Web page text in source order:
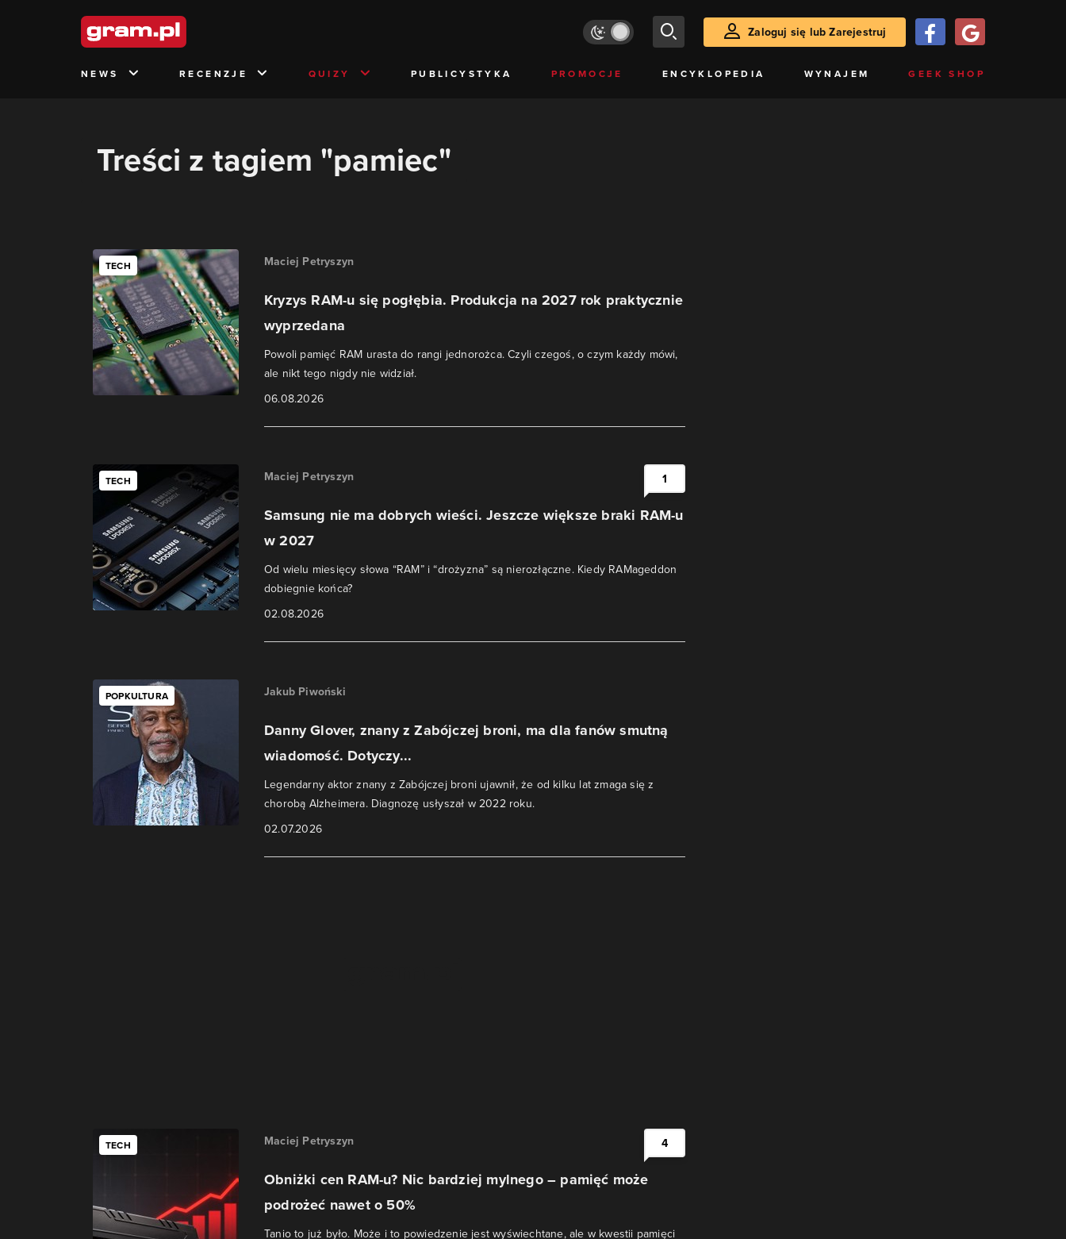
Zaloguj się lub Zarejestruj
NEWS RECENZJE QUIZY PUBLICYSTYKA PROMOCJE ENCYKLOPEDIA WYNAJEM GEEK SHOP
Treści z tagiem "pamiec"
TECH Maciej Petryszyn
Kryzys RAM-u się pogłębia. Produkcja na 2027 rok praktycznie
wyprzedana
Powoli pamięć RAM urasta do rangi jednorożca. Czyli czegoś, o czym każdy mówi,
ale nikt tego nigdy nie widział.
06.08.2026
TECH Maciej Petryszyn
Samsung nie ma dobrych wieści. Jeszcze większe braki RAM-u
w 2027
Od wielu miesięcy słowa “RAM” i “drożyzna” są nierozłączne. Kiedy RAMageddon
dobiegnie końca?
02.08.2026
1
POPKULTURA Jakub Piwoński
Danny Glover, znany z Zabójczej broni, ma dla fanów smutną
wiadomość. Dotyczy...
Legendarny aktor znany z Zabójczej broni ujawnił, że od kilku lat zmaga się z
chorobą Alzheimera. Diagnozę usłyszał w 2022 roku.
02.07.2026
TECH Maciej Petryszyn
Obniżki cen RAM-u? Nic bardziej mylnego – pamięć może
podrożeć nawet o 50%
Tanio to już było. Może i to powiedzenie jest wyświechtane, ale w kwestii pamięci
4